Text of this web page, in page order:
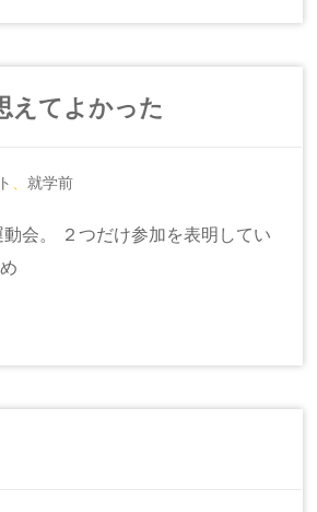
えてよかった
、就学前
会。 ２つだけ参加を表明してい